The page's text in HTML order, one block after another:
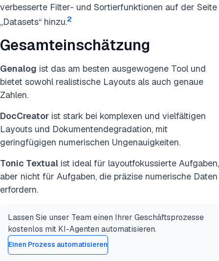
verbesserte Filter- und Sortierfunktionen auf der Seite
„Datasets“ hinzu.2
Gesamteinschätzung
Genalog ist das am besten ausgewogene Tool und
bietet sowohl realistische Layouts als auch genaue
Zahlen.
DocCreator ist stark bei komplexen und vielfältigen
Layouts und Dokumentendegradation, mit
geringfügigen numerischen Ungenauigkeiten.
Tonic Textual ist ideal für layoutfokussierte Aufgaben,
aber nicht für Aufgaben, die präzise numerische Daten
erfordern.
Lassen Sie unser Team einen Ihrer Geschäftsprozesse
kostenlos mit KI-Agenten automatisieren.
Einen Prozess automatisieren